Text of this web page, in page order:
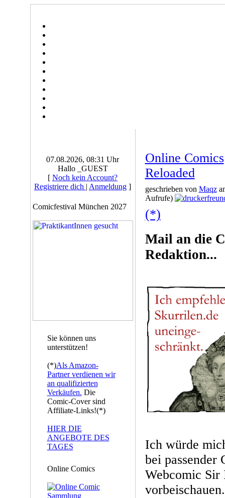
07.08.2026, 08:31 Uhr
Hallo _GUEST
[ Noch kein Account?
Registriere dich | Anmeldung ]
Comicfestival München 2027
Sie können uns
unterstützen!
(*)Als Amazon-
Partner verdienen wir
an qualifizierten
Verkäufen. Die
Comic-Cover sind
Affiliate-Links!(*)
HIER DIE
ANGEBOTE DES
TAGES
Online Comics
Online Comics
Reloaded
geschrieben von Maqz
Aufrufe)
(*)
Mail an die
Redaktion...
Ich würde
bei passender
Webcomic Sir